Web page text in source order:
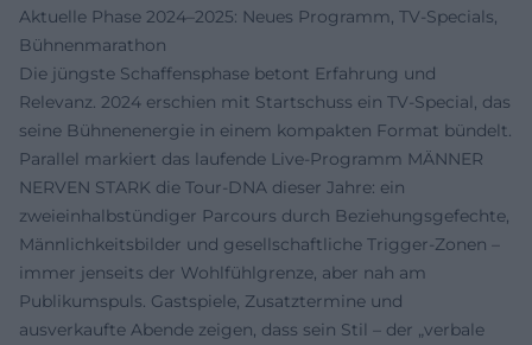
Aktuelle Phase 2024–2025: Neues Programm, TV‑Specials,
Bühnenmarathon
Die jüngste Schaffensphase betont Erfahrung und
Relevanz. 2024 erschien mit Startschuss ein TV‑Special, das
seine Bühnenenergie in einem kompakten Format bündelt.
Parallel markiert das laufende Live‑Programm MÄNNER
NERVEN STARK die Tour‑DNA dieser Jahre: ein
zweieinhalbstündiger Parcours durch Beziehungsgefechte,
Männlichkeitsbilder und gesellschaftliche Trigger‑Zonen –
immer jenseits der Wohlfühlgrenze, aber nah am
Publikumspuls. Gastspiele, Zusatztermine und
ausverkaufte Abende zeigen, dass sein Stil – der „verbale